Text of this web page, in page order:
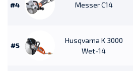
#4 Messer C14
#5
Husqvarna K 3000
Wet-14